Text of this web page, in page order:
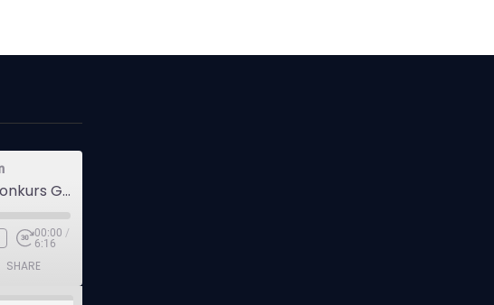
DDR #76 [info] - konkurs Gravel Attack, Varmia Gravel, Bike Expo, Inspire India Ultra Race
00:00 /
6:16
SHARE